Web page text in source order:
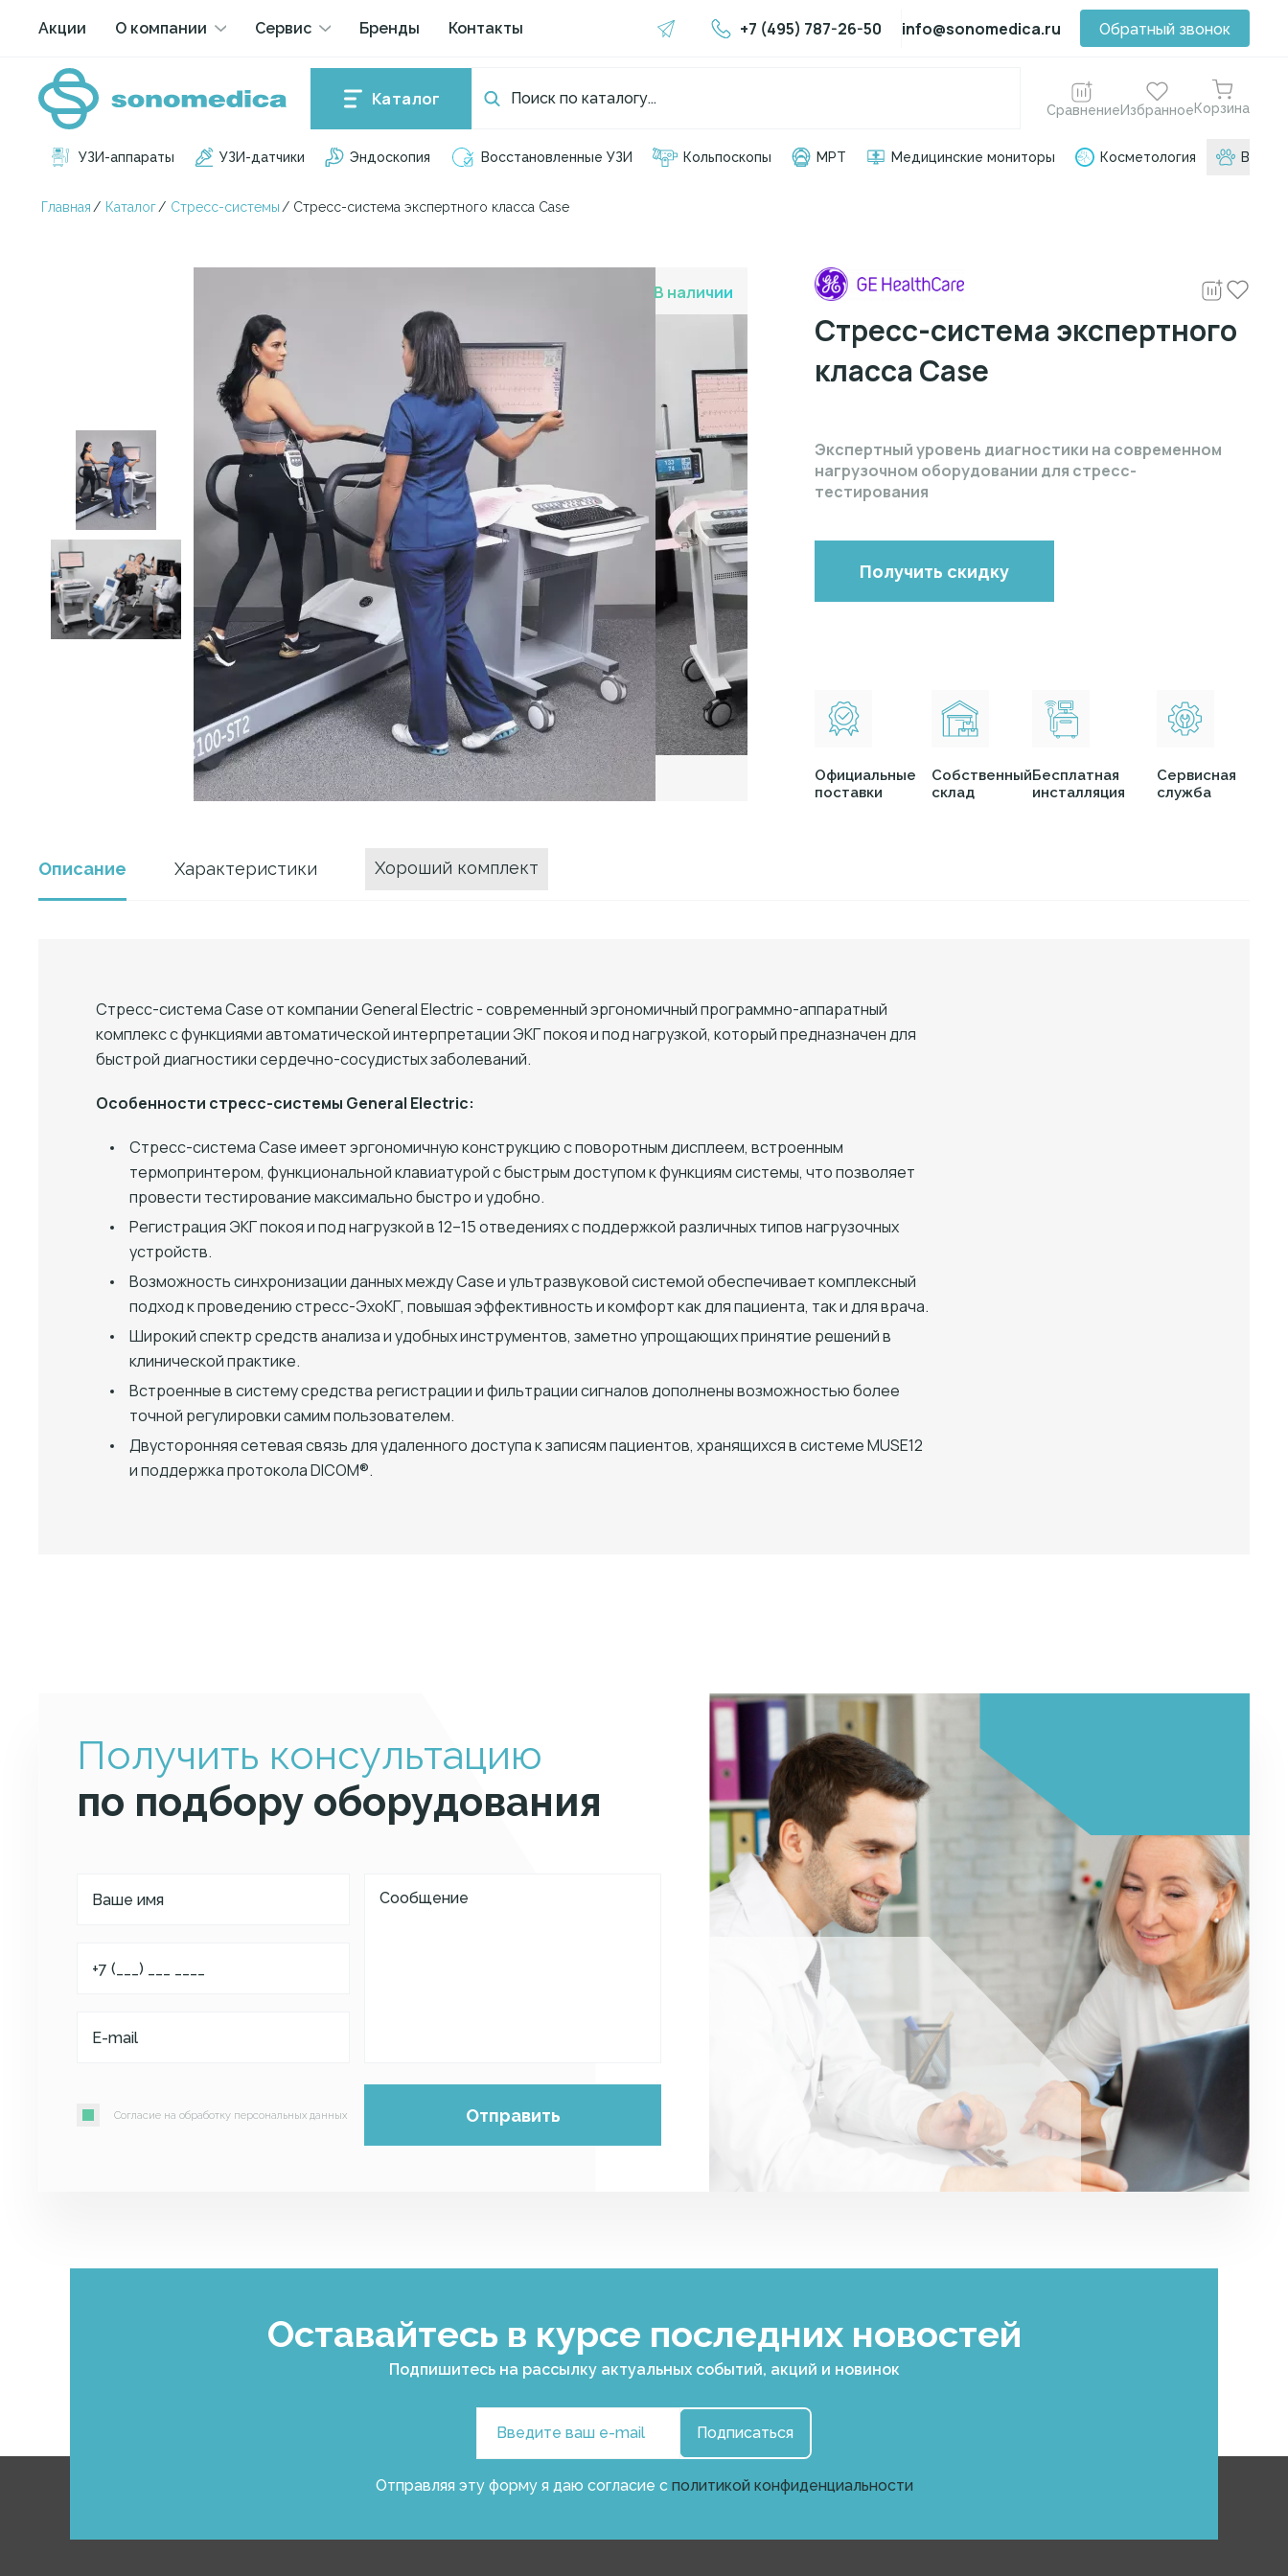
Акции О компании Сервис Бренды Контакты +7 (495) 787-26-50 info@sonomedica.ru Обратный звонок
Каталог
СравнениеИзбранноеКорзина
УЗИ-аппараты УЗИ-датчики Эндоскопия Восстановленные УЗИ Кольпоскопы МРТ Медицинские мониторы Косметология ВЕТ
Главная / Каталог/ Стресс-системы / Стресс-система экспертного класса Case
В наличии
Стресс-система экспертного
класса Case
Экспертный уровень диагностики на современном
нагрузочном оборудовании для стресс-
тестирования
Получить скидку
Официальные
поставки
Собственный
склад
Бесплатная
инсталляция
Сервисная
служба
Описание Характеристики Хороший комплект
Стресс-система Case от компании General Electric - современный эргономичный программно-аппаратный
комплекс с функциями автоматической интерпретации ЭКГ покоя и под нагрузкой, который предназначен для
быстрой диагностики сердечно-сосудистых заболеваний.
Особенности стресс-системы General Electric:
Стресс-система Case имеет эргономичную конструкцию с поворотным дисплеем, встроенным
термопринтером, функциональной клавиатурой с быстрым доступом к функциям системы, что позволяет
провести тестирование максимально быстро и удобно.
Регистрация ЭКГ покоя и под нагрузкой в 12–15 отведениях с поддержкой различных типов нагрузочных
устройств.
Возможность синхронизации данных между Case и ультразвуковой системой обеспечивает комплексный
подход к проведению стресс-ЭхоКГ, повышая эффективность и комфорт как для пациента, так и для врача.
Широкий спектр средств анализа и удобных инструментов, заметно упрощающих принятие решений в
клинической практике.
Встроенные в систему средства регистрации и фильтрации сигналов дополнены возможностью более
точной регулировки самим пользователем.
Двусторонняя сетевая связь для удаленного доступа к записям пациентов, хранящихся в системе MUSE12
и поддержка протокола DICOM®.
Получить консультацию
по подбору оборудования
Согласие на обработку персональных данных Отправить
Оставайтесь в курсе последних новостей
Подпишитесь на рассылку актуальных событий, акций и новинок
Подписаться
Отправляя эту форму я даю согласие с политикой конфиденциальности